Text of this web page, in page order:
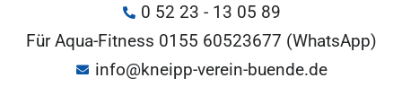
0 52 23 - 13 05 89
Für Aqua-Fitness 0155 60523677 (WhatsApp)
info@kneipp-verein-buende.de